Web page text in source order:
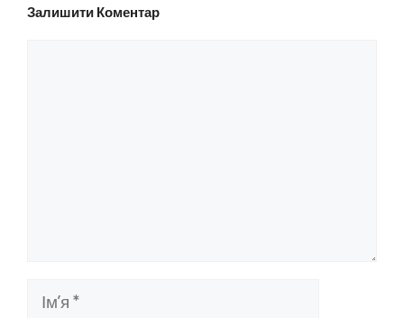
Залишити Коментар
Ім’я